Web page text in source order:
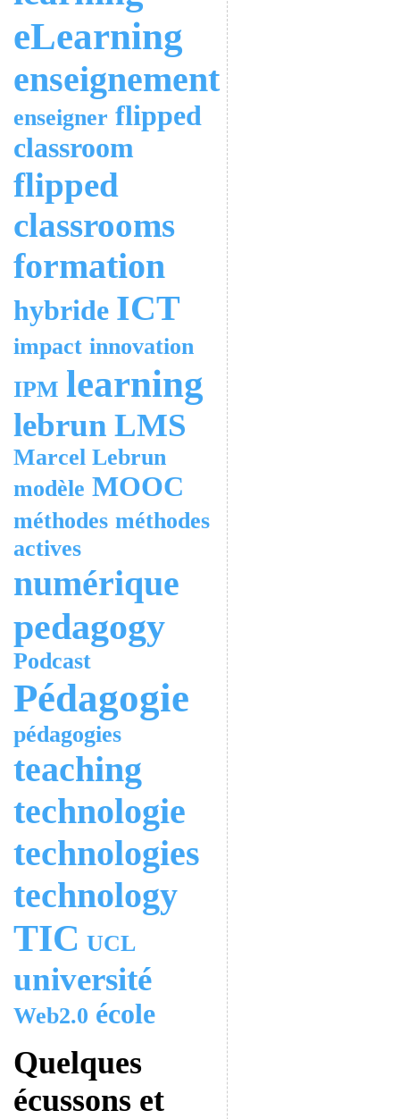
eLearning
enseignement
enseigner flipped
classroom
flipped
classrooms
formation
hybride ICT
impact innovation
IPM learning
lebrun LMS
Marcel Lebrun
modèle MOOC
méthodes méthodes
actives
numérique
pedagogy
Podcast
Pédagogie
pédagogies
teaching
technologie
technologies
technology
TIC UCL
université
Web2.0 école
Quelques
écussons et